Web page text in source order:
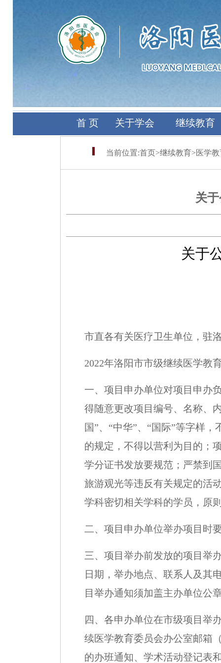
首 页 关于学会 继续教育
当前位置:首页>继续教育>医学
关
关于
市直各有关医疗卫生单位，驻
2022年洛阳市市级继续医学教
一、项目申办单位对项目申办
得随意更改项目编号、名称、
国”、“中华”、“国际”等字样
的规定，不得以营利为目的；
学分证书发放要规范；严禁到
旅游观光等违反有关规定的活
学科密切相关学科的学员，原
二、项目申办单位举办项目时
三、项目举办前发放的项目举
日期，举办地点、联系人及其
目举办通知须加盖主办单位公
四、各申办单位在市级项目举
续医学教育委员会办公室邮箱
的办班通知、学术活动登记表